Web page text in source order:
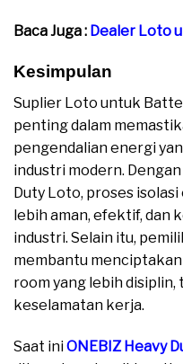
Baca Juga : Dealer Loto
Kesimpulan
Suplier Loto untuk
penting dalam
pengendalian energi
industri modern.
Duty Loto, proses
lebih aman, efektif, dan
industri. Selain itu,
membantu
room yang lebih disiplin,
keselamatan kerja.
Saat iniONEBIZ Heavy